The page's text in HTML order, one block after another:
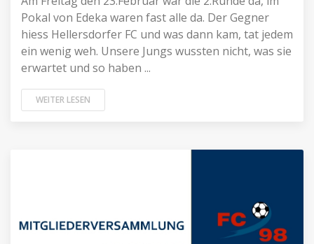
Pokal von Edeka waren fast alle da. Der Gegner
hiess Hellersdorfer FC und was dann kam, tat jedem
ein wenig weh. Unsere Jungs wussten nicht, was sie
erwartet und so haben ...
WEITER LESEN